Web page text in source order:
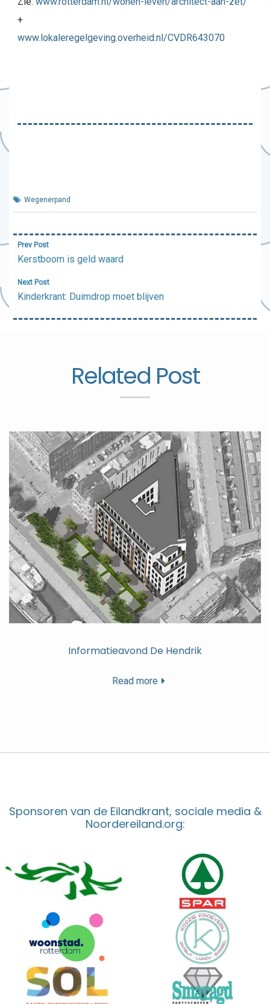
+
www.lokaleregelgeving.overheid.nl/CVDR643070
Wegenerpand
Bericht
navigatie
Prev Post
Kerstboom is geld waard
Next Post
Kinderkrant: Duimdrop moet blijven
Related Post
Informatieavond De Hendrik
Read more
Sponsoren van de Eilandkrant, sociale media &
Noordereiland.org: